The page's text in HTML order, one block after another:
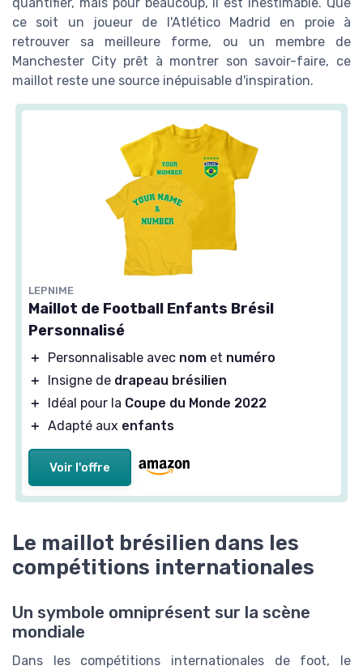
ce soit un joueur de l'Atlético Madrid en proie à
retrouver sa meilleure forme, ou un membre de
Manchester City prêt à montrer son savoir-faire, ce
maillot reste une source inépuisable d'inspiration.
LEPNIME
Maillot de Football Enfants Brésil
Personnalisé
＋ Personnalisable avec nom et numéro
＋
Insigne de drapeau brésilien
＋
Idéal pour la Coupe du Monde 2022
＋ Adapté aux enfants
Voir l'offre
Le maillot brésilien dans les
compétitions internationales
Un symbole omniprésent sur la scène
mondiale
Dans les compétitions internationales de foot, le